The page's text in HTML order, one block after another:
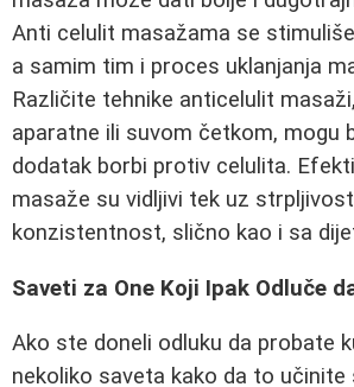
Anti celulit masažama se
a samim tim i proces uklanjanja
Različite tehnike anticelulit
aparatne ili suvom četkom, mogu
dodatak borbi protiv celulita.
masaže su vidljivi tek uz
konzistentnost, slično kao i sa
Saveti za One Koji Ipak Odluče
Ako ste doneli odluku da probate
nekoliko saveta kako da to učinite